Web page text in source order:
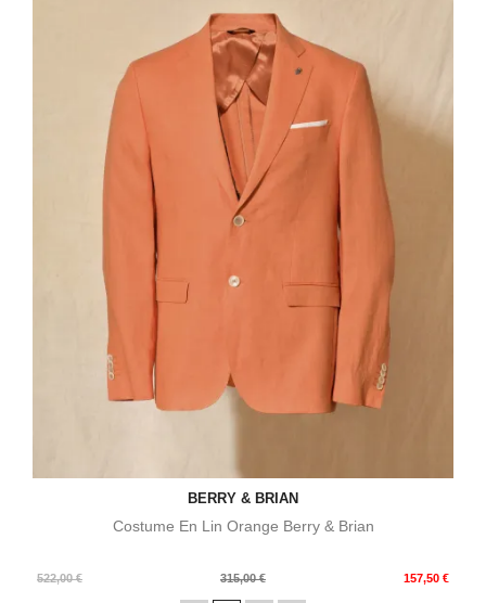
BERRY & BRIAN
Costume En Lin Orange Berry & Brian
522,00 €
Prix
315,00 € 157,50 €
Prix